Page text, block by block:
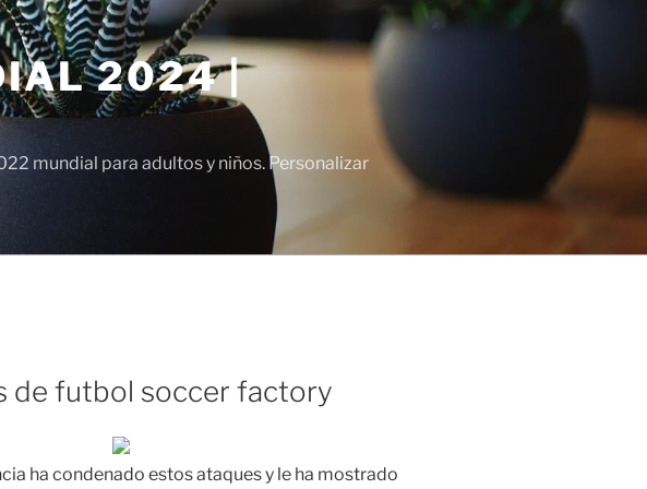
2024 |
mundial para adultos y niños. Personalizar
de futbol soccer factory
ha condenado estos ataques y le ha mostrado